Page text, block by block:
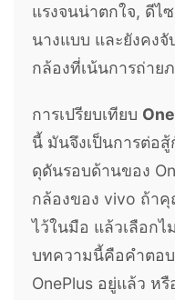
แรงจนน่าตกใจ, ดีไ
นางแบบ และยังคง
กล้องที่เน้นการถ่าย
การเปรียบเทียบ
นี้ มันจึงเป็นการต่อ
ดุดันรอบด้านของ
กล้องของ vivo ถ้า
ไว้ในมือ แล้วเลือก
บทความนี้คือคำตอ
OnePlus อยู่แล้ว ห